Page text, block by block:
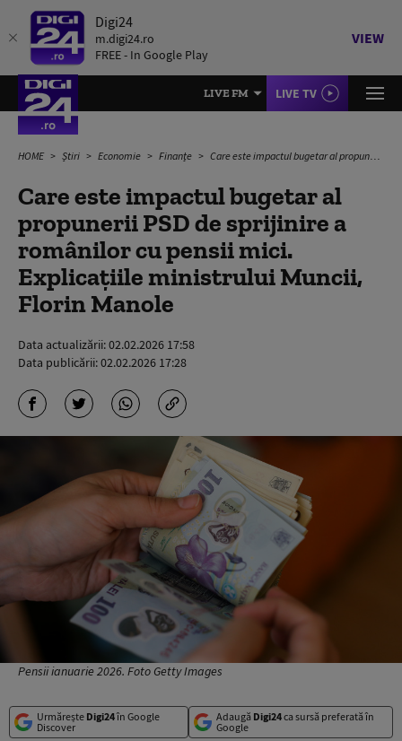
Digi24
m.digi24.ro
FREE - In Google Play
VIEW
LIVE FM LIVE TV
HOME Știri Economie Finanțe Care este impactul bugetar al propunerii PSD de sprijinire a românilor cu pensii mici. Explicațiile ministrului Muncii, Florin Manole
Care este impactul bugetar al
propunerii PSD de sprijinire a
românilor cu pensii mici.
Explicațiile ministrului Muncii,
Florin Manole
Data actualizării:02.02.2026 17:58
Data publicării:02.02.2026 17:28
Pensii ianuarie 2026. Foto Getty Images
Urmărește Digi24în Google
Discover
Adaugă Digi24ca sursă preferată în
Google